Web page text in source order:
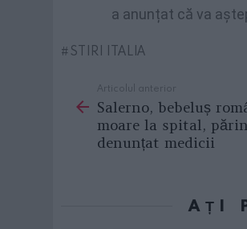
a anunțat că va
STIRI ITALIA
more
Articolul anterior
Salerno, bebeluș
moare la spital,
denunțat medicii
AȚI